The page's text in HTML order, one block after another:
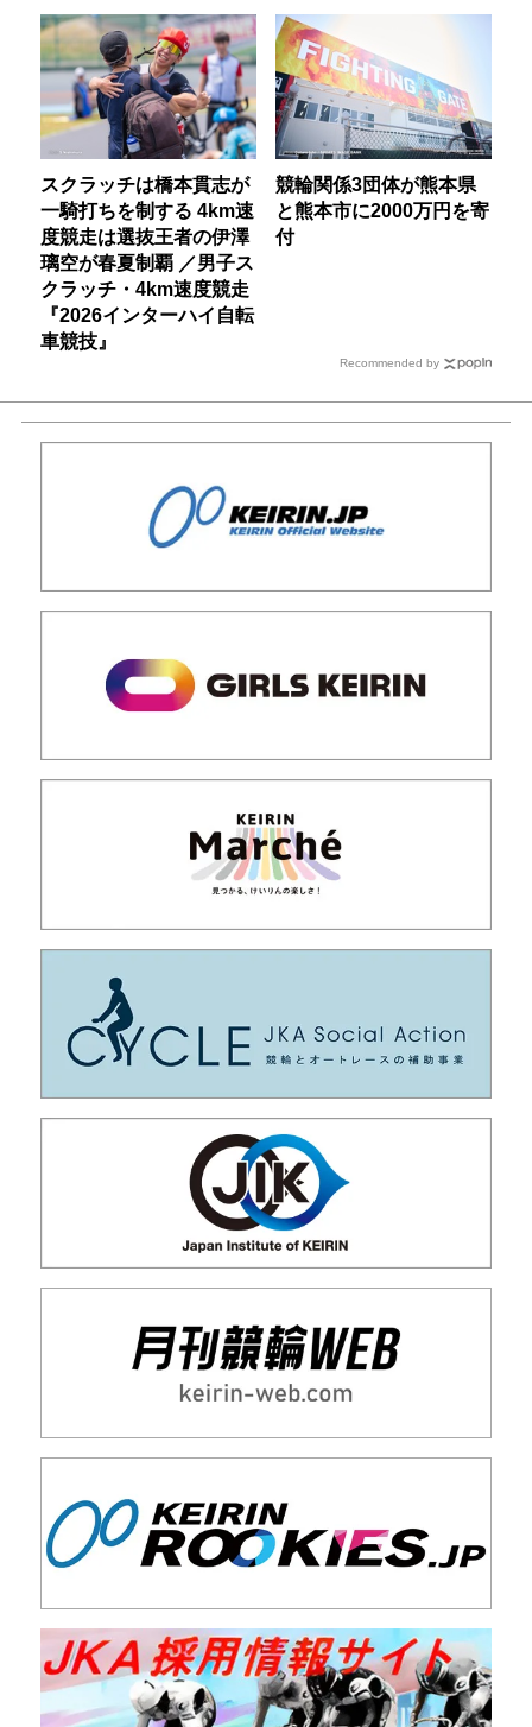
スクラッチは橋本貫志が
一騎打ちを制する 4km速
度競走は選抜王者の伊澤
璃空が春夏制覇 ／男子ス
クラッチ・4km速度競走
『2026インターハイ自転
車競技』
競輪関係3団体が熊本県
と熊本市に2000万円を寄
付
Recommended by